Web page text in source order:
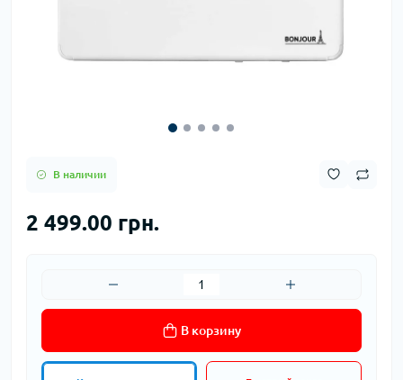
В наличии
2 499.00 грн.
В корзину